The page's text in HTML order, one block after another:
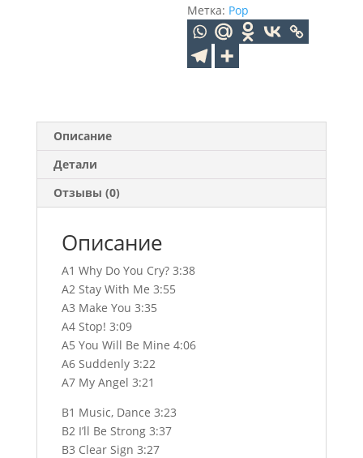
Метка: Pop
Описание
Детали
Отзывы (0)
Описание
A1 Why Do You Cry? 3:38
A2 Stay With Me 3:55
A3 Make You 3:35
A4 Stop! 3:09
A5 You Will Be Mine 4:06
A6 Suddenly 3:22
A7 My Angel 3:21
B1 Music, Dance 3:23
B2 I’ll Be Strong 3:37
B3 Clear Sign 3:27